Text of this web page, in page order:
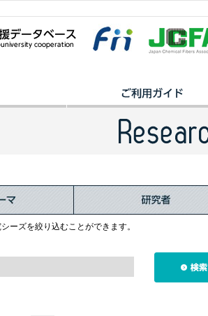
ーズを絞り込むことができます。